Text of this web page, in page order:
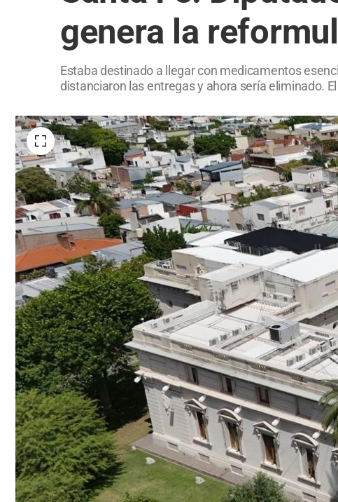
genera la
Estaba destinado a llegar con medicamentos
distanciaron las entregas y ahora sería eliminado.